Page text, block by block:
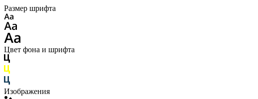
Размер шрифта
Цвет фона и шрифта
Изображения